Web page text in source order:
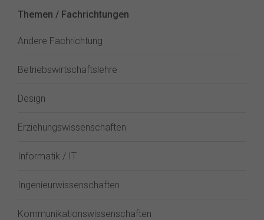
Themen / Fachrichtungen
Andere Fachrichtung
Betriebswirtschaftslehre
Design
Erziehungswissenschaften
Informatik / IT
Ingenieurwissenschaften
Kommunikationswissenschaften